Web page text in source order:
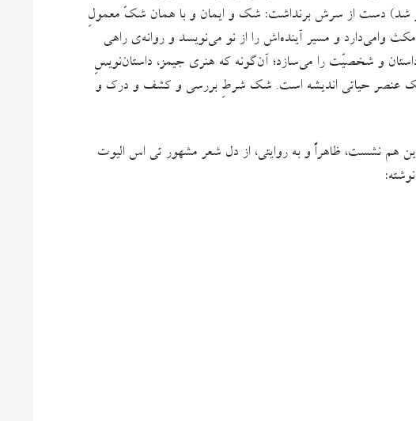
شد) دست از سرش برنداشت: شک و ایمان و با همان شکّ معمولِ
و مسیر آینده‌اش را از نو می‌نویسد و روانه‌ی راهی
و شخصیّت را می‌سازد؛ آن‌گونه که هنری جیمز، داستان‌نویسِ
«شک عنصر حیاتی اندیشه‌ است. شک شرطِ بررسی و کشف و درک و
هم نشست، ظاهراً و به روایتی، از دل شعر مشهور تی‌ اس الیوت